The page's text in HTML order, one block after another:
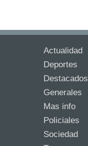
Actualidad
Deportes
Destacados
Generales
Mas info
Policiales
Sociedad